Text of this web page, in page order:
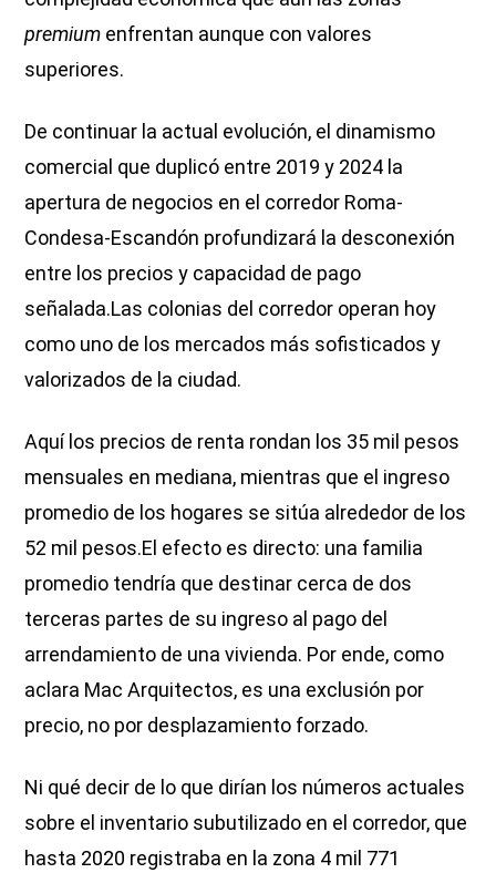
premium enfrentan aunque con valores
superiores.
De continuar la actual evolución, el dinamismo
comercial que duplicó entre 2019 y 2024 la
apertura de negocios en el corredor Roma-
Condesa-Escandón profundizará la desconexión
entre los precios y capacidad de pago
señalada.Las colonias del corredor operan hoy
como uno de los mercados más sofisticados y
valorizados de la ciudad.
Aquí los precios de renta rondan los 35 mil pesos
mensuales en mediana, mientras que el ingreso
promedio de los hogares se sitúa alrededor de los
52 mil pesos.El efecto es directo: una familia
promedio tendría que destinar cerca de dos
terceras partes de su ingreso al pago del
arrendamiento de una vivienda. Por ende, como
aclara Mac Arquitectos, es una exclusión por
precio, no por desplazamiento forzado.
Ni qué decir de lo que dirían los números actuales
sobre el inventario subutilizado en el corredor, que
hasta 2020 registraba en la zona 4 mil 771